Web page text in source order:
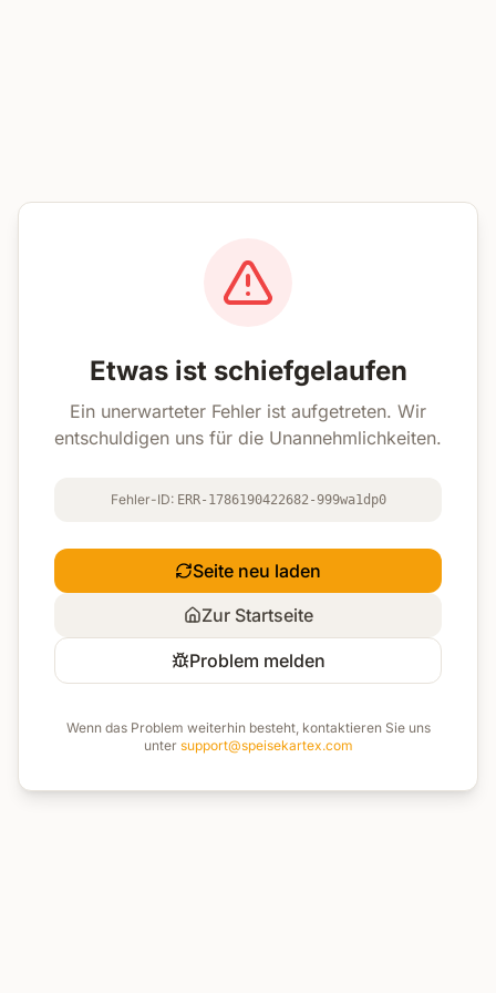
Etwas ist schiefgelaufen
Ein unerwarteter Fehler ist aufgetreten. Wir
entschuldigen uns für die Unannehmlichkeiten.
Fehler-ID: ERR-1786190422682-999wa1dp0
Seite neu laden
Zur Startseite
Problem melden
Wenn das Problem weiterhin besteht, kontaktieren Sie uns
unter support@speisekartex.com